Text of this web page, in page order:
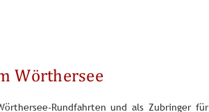
Wörthersee
Rundfahrten und als Zubringer für